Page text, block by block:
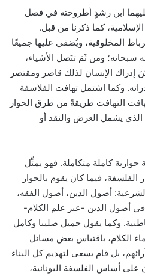
ابن رشدٍ أطروحته في فصل
كما ذكرنا من قبل.
المخلوقية، ويُضفي عليها جميعًا
سبحانه؛ ومن ثَمَ تتَصل الأشياء،
إدراك الإنسان لذلك قاصر ومقتصر
وكما اشتمل تهافت الفلاسفة
التهافت طريقةً من طرق الحوار
الذي يشمل العرض والنقد أو
حوارية كاملة متكاملة. فهو يمثِّل
فيما كان يقوم بالحوار
الشرعية: أصول الدين، أصول الفقه،
أصول الدين -عبر علم الكلام-
وكما يقول جميل صليبا وكامل
الكلام، باقتباس بعض مسائل
بل قام يسعى لتهديم كل البناء
على أساس الفلسفة اليونانية،